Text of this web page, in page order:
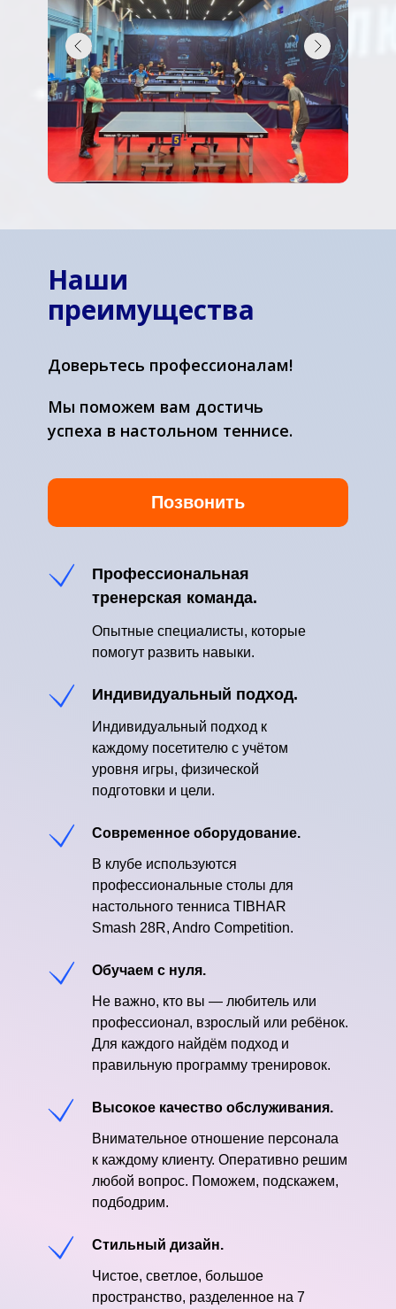
Наши
преимущества
Доверьтесь профессионалам!
Мы поможем вам достичь
успеха в настольном теннисе.
Профессиональная
тренерская команда.
Опытные специалисты, которые
помогут развить навыки.
Индивидуальный подход к
каждому посетителю с учётом
уровня игры, физической
подготовки и цели.
Индивидуальный подход.
Стильный дизайн.
Чистое, светлое, большое
пространство, разделенное на 7
Высокое качество обслуживания.
Внимательное отношение персонала
к каждому клиенту. Оперативно решим
любой вопрос. Поможем, подскажем,
подбодрим.
Не важно, кто вы — любитель или
профессионал, взрослый или ребёнок.
Для каждого найдём подход и
правильную программу тренировок.
В клубе используются
профессиональные столы для
настольного тенниса TIBHAR
Smash 28R, Andro Competition.
Современное оборудование.
Обучаем с нуля.
Позвонить